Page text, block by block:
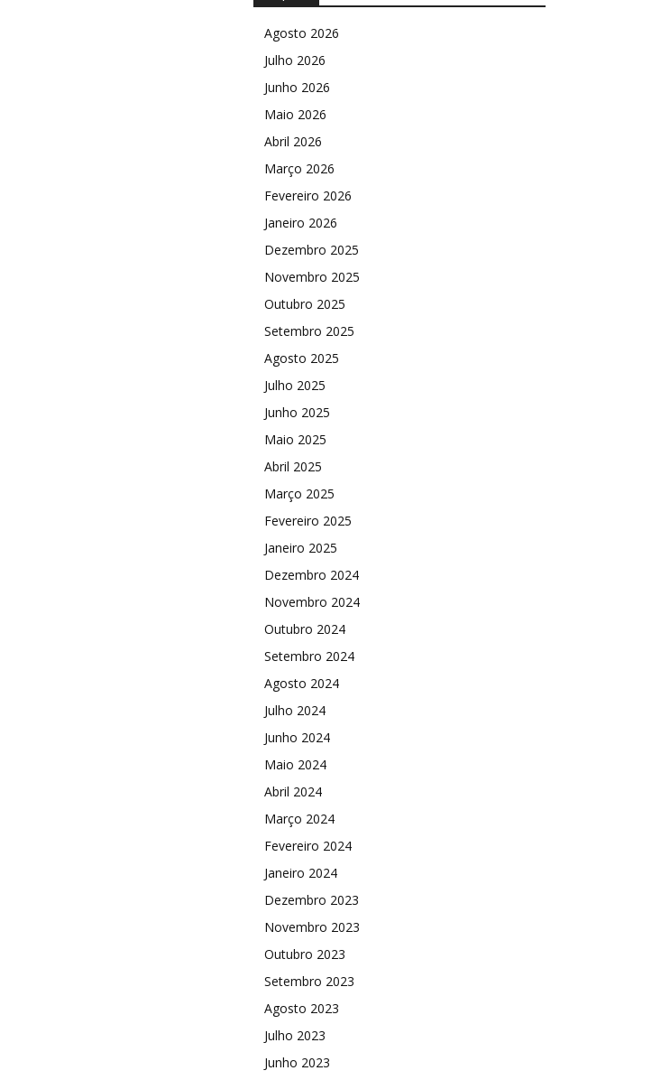
Agosto 2026
Julho 2026
Junho 2026
Maio 2026
Abril 2026
Março 2026
Fevereiro 2026
Janeiro 2026
Dezembro 2025
Novembro 2025
Outubro 2025
Setembro 2025
Agosto 2025
Julho 2025
Junho 2025
Maio 2025
Abril 2025
Março 2025
Fevereiro 2025
Janeiro 2025
Dezembro 2024
Novembro 2024
Outubro 2024
Setembro 2024
Agosto 2024
Julho 2024
Junho 2024
Maio 2024
Abril 2024
Março 2024
Fevereiro 2024
Janeiro 2024
Dezembro 2023
Novembro 2023
Outubro 2023
Setembro 2023
Agosto 2023
Julho 2023
Junho 2023